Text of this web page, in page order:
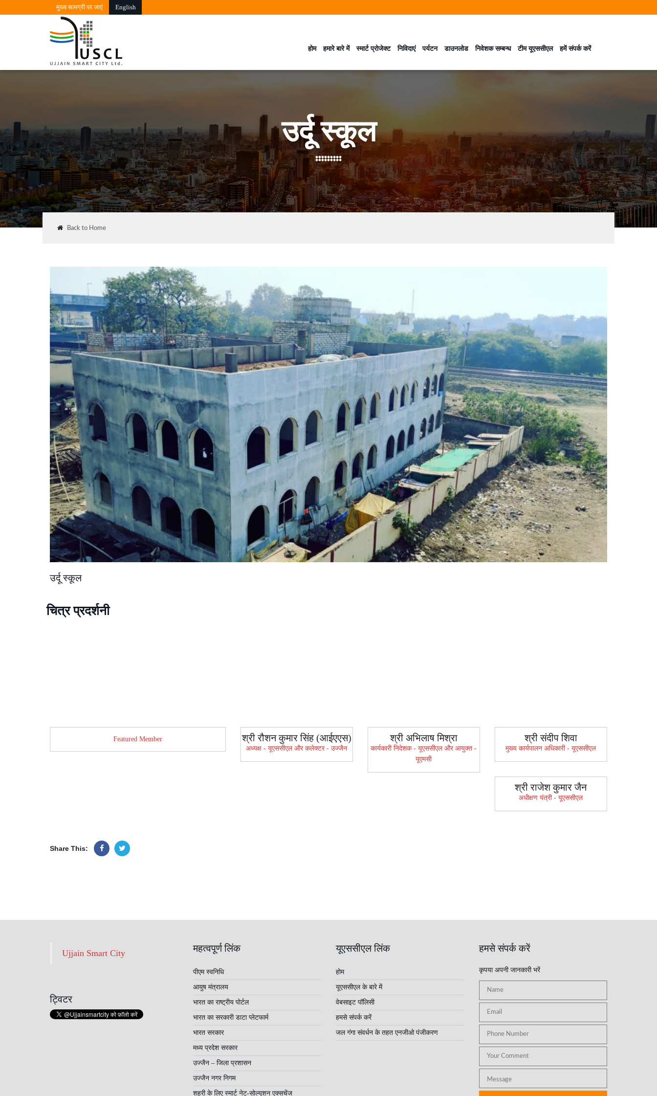
मुख्‍य सामग्री पर जाएं English
होम हमारे बारे में स्मार्ट प्रोजेक्ट निविदाएं पर्यटन डाउनलोड निवेशक सम्बन्ध टीम यूएससीएल हमें संपर्क करें
उर्दू स्कूल
Back to Home
उर्दू स्कूल
चित्र प्रदर्शनी
Featured Member श्री रौशन कुमार सिंह (आईएएस)
अध्यक्ष - यूएससीएल और कलेक्टर - उज्जैन
श्री अभिलाष मिश्रा
कार्यकारी निदेशक - यूएससीएल और आयुक्त -
यूएमसी
श्री संदीप शिवा
मुख्य कार्यपालन अधिकारी - यूएससीएल
श्री राजेश कुमार जैन
अधीक्षण यंत्री - यूएससीएल
Share This:
Ujjain Smart City
ट्विटर
महत्वपूर्ण लिंक
पीएम स्वनिधि
आयुष मंत्रालय
भारत का राष्ट्रीय पोर्टल
भारत का सरकारी डाटा प्लेटफार्म
भारत सरकार
मध्य प्रदेश सरकार
उज्जैन – जिला प्रशासन
उज्जैन नगर निगम
शहरी के लिए स्मार्ट नेट-सोल्यूशन एक्सचेंज
यूएससीएल लिंक
होम
यूएससीएल के बारे में
वेबसाइट पॉलिसी
हमसे संपर्क करें
जल गंगा संवर्धन के तहत एनजीओ पंजीकरण
हमसे संपर्क करें
कृपया अपनी जानकारी भरें